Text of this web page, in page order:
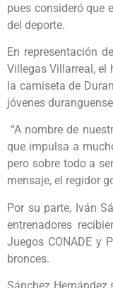
pues consideró que
del deporte.
En representación
Villegas Villarreal, el
la camiseta de
jóvenes
“A nombre de
que impulsa a
pero sobre todo a
mensaje, el regidor
Por su parte, Iván
entrenadores
Juegos CONADE y
bronces.